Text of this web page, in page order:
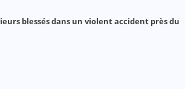
blessés dans un violent accident près du